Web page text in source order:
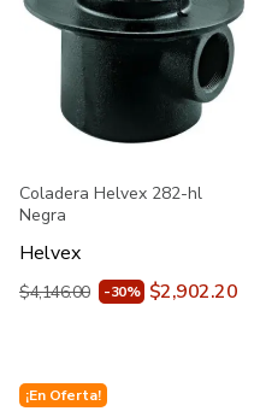
Coladera Helvex 282-hl
Negra
Helvex
$4,146.00 -30% $2,902.20
¡En Oferta!